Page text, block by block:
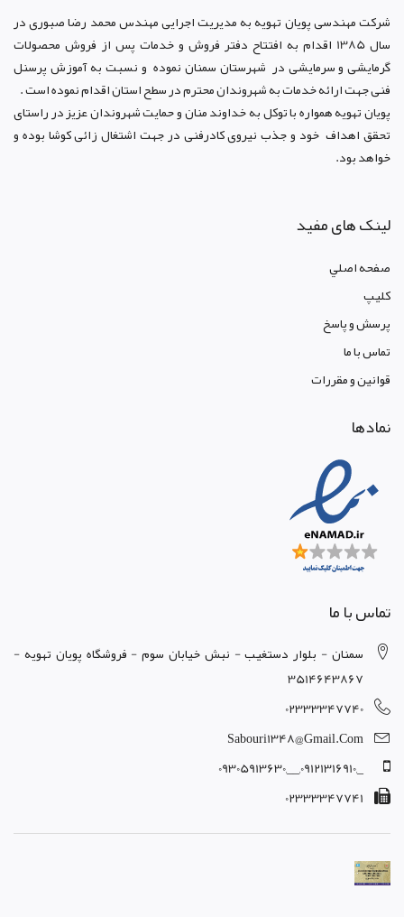
شرکت مهندسی پویان تهویهبه مدیریت اجرایی مهندس محمد رضا صبوری در
سال 1385 اقدام به افتتاح دفتر فروش و خدمات پس از فروش محصولات
گرمایشی و سرمایشی در شهرستان سمنان نموده و نسبت به آموزش پرسنل
فنی جهت ارائه خدمات به شهروندان محترم در سطح استان اقدام نموده است .
پویان تهویه همواره با توکل به خداوند منان و حمایت شهروندان عزیز در راستای
تحقق اهداف خود و جذب نیروی کادرفنی در جهت اشتغال زائی کوشا بوده و
خواهد بود.
لینک های مفید
صفحه اصلي
کليپ
پرسش و پاسخ
تماس با ما
قوانين و مقررات
نمادها
تماس با ما
سمنان - بلوار دستغيب - نبش خيابان سوم - فروشگاه پويان تهويه -
3514643867
02333347740
Sabouri1348@gmail.com
_,09121316910,__,09305913630
02333347741